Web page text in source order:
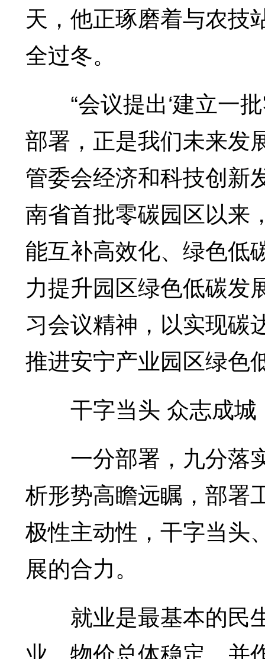
天，他正琢磨着与农技
全过冬。
“会议提出‘建立一批
部署，正是我们未来发
管委会经济和科技创新
南省首批零碳园区以来
能互补高效化、绿色低
力提升园区绿色低碳发
习会议精神，以实现碳
推进安宁产业园区绿色
干字当头 众志成城
一分部署，九分落
析形势高瞻远瞩，部署
极性主动性，干字当头
展的合力。
就业是最基本的民
业、物价总体稳定，并